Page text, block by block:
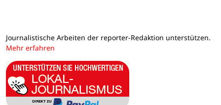
Journalistische Arbeiten der reporter-Redaktion unterstützen.
Mehr erfahren